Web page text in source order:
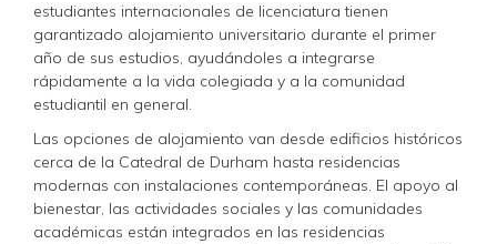
estudiantes internacionales de licenciatura tienen
garantizado alojamiento universitario durante el primer
año de sus estudios, ayudándoles a integrarse
rápidamente a la vida colegiada y a la comunidad
estudiantil en general.
Las opciones de alojamiento van desde edificios históricos
cerca de la Catedral de Durham hasta residencias
modernas con instalaciones contemporáneas. El apoyo al
bienestar, las actividades sociales y las comunidades
académicas están integrados en las residencias